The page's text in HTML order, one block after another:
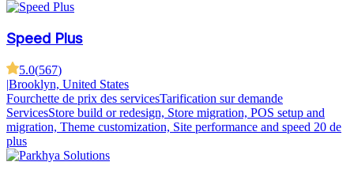
Speed Plus
5.0(567)
|Brooklyn, United States
Fourchette de prix des servicesTarification sur demande
ServicesStore build or redesign, Store migration, POS setup and
migration, Theme customization, Site performance and speed 20 de
plus